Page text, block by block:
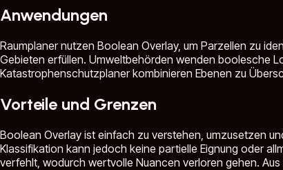
Anwendungen
Raumplaner nutzen Boolean Overlay, um Parzellen zu
Gebieten erfüllen. Umweltbehörden wenden boolesche
Katastrophenschutzplaner kombinieren Ebenen zu
Vorteile und Grenzen
Boolean Overlay ist einfach zu verstehen, umzusetzen
Klassifikation kann jedoch keine partielle Eignung oder
verfehlt, wodurch wertvolle Nuancen verloren gehen.